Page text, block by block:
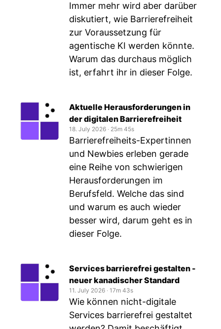
Immer mehr wird aber darüber
diskutiert, wie Barrierefreiheit
zur Voraussetzung für
agentische KI werden könnte.
Warum das durchaus möglich
ist, erfahrt ihr in dieser Folge.
Aktuelle Herausforderungen in
der digitalen Barrierefreiheit
18. July 2026 ‧ 25m 45s
Barrierefreiheits-Expertinnen
und Newbies erleben gerade
eine Reihe von schwierigen
Herausforderungen im
Berufsfeld. Welche das sind
und warum es auch wieder
besser wird, darum geht es in
dieser Folge.
Services barrierefrei gestalten -
neuer kanadischer Standard
11. July 2026 ‧ 17m 43s
Wie können nicht-digitale
Services barrierefrei gestaltet